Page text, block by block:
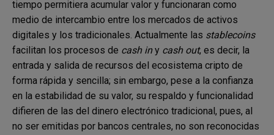
tiempo permitiera acumular valor y funcionaran como
medio de intercambio entre los mercados de activos
digitales y los tradicionales. Actualmente las stablecoins
facilitan los procesos de cash iny cash out, es decir, la
entrada y salida de recursos del ecosistema cripto de
forma rápida y sencilla; sin embargo, pese a la confianza
en la estabilidad de su valor, su respaldo y funcionalidad
difieren de las del dinero electrónico tradicional, pues, al
no ser emitidas por bancos centrales, no son reconocidas